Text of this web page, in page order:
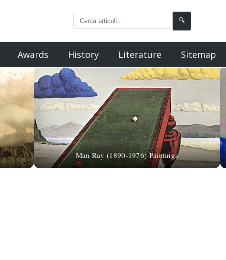
🔍
Awards History Literature Sitemap
Man Ray (1890-1976) Paintings